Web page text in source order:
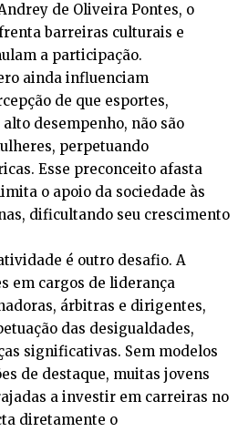
de Oliveira Pontes, o
barreiras culturais e
a participação.
ainda influenciam
de que esportes,
desempenho, não são
perpetuando
Esse preconceito afasta
o apoio da sociedade às
dificultando seu crescimento
é outro desafio. A
em cargos de liderança
árbitras e dirigentes,
das desigualdades,
significativas. Sem modelos
de destaque, muitas jovens
a investir em carreiras no
diretamente o